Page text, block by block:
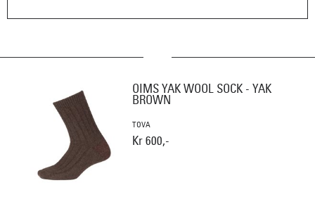
OIMS YAK WOOL SOCK - YAK
BROWN
TOVA
Kr 600,-